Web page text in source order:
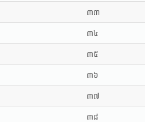
៣៣
៣៤
៣៥
៣៦
៣៧
៣៨